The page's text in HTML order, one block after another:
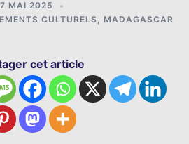
MAI 2025
CULTURELS , MADAGASCAR
cet article